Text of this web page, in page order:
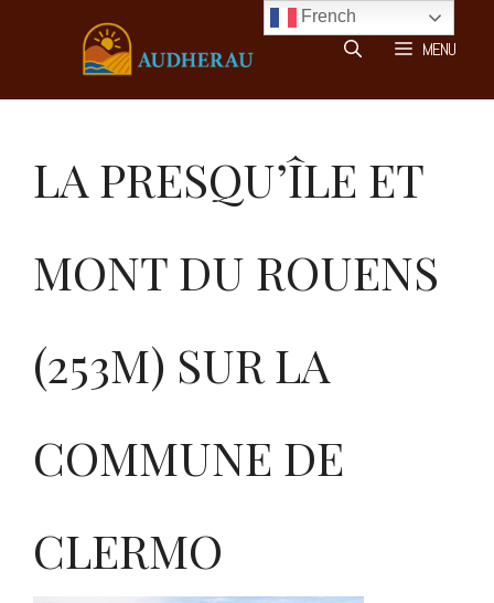
MENU
LA PRESQU’ÎLE ET
MONT DU ROUENS
(253M) SUR LA
COMMUNE DE
CLERMO
French